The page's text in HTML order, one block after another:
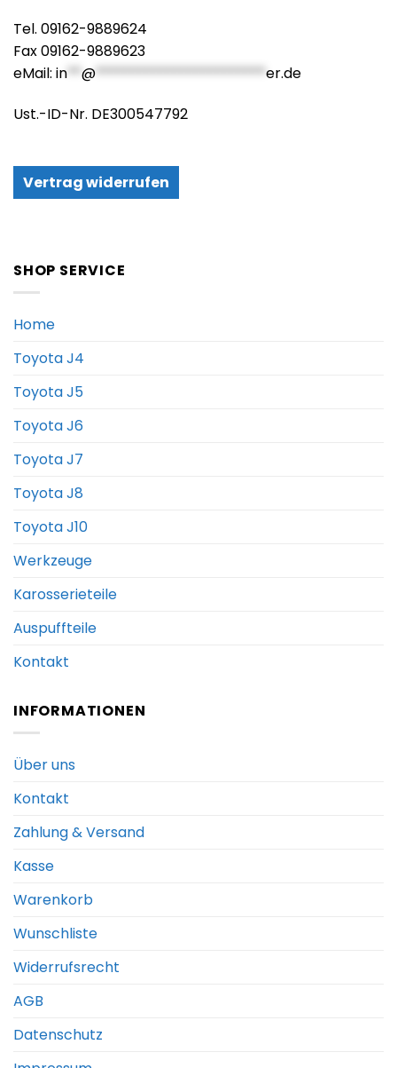
Tel. 09162-9889624
Fax 09162-9889623
eMail: in**@************************er.de
Ust.-ID-Nr. DE300547792
Vertrag widerrufen
SHOP SERVICE
Home
Toyota J4
Toyota J5
Toyota J6
Toyota J7
Toyota J8
Toyota J10
Werkzeuge
Karosserieteile
Auspuffteile
Kontakt
INFORMATIONEN
Über uns
Kontakt
Zahlung & Versand
Kasse
Warenkorb
Wunschliste
Widerrufsrecht
AGB
Datenschutz